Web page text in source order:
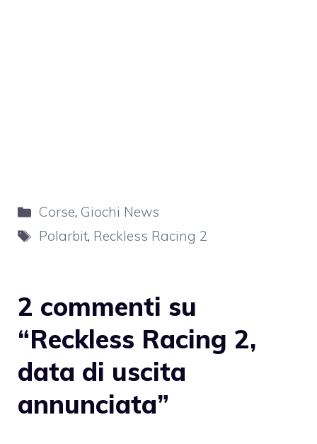
Categorie
Corse, Giochi News
Tag
Polarbit, Reckless Racing 2
2 commenti su
“Reckless Racing 2,
data di uscita
annunciata”